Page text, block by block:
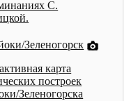
С.
Зеленогорск
карта
построек
Зеленогорска